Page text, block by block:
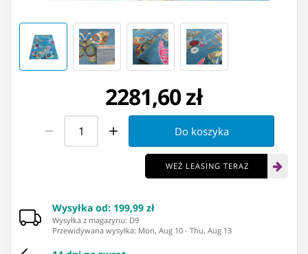
2281,60 zł
Do koszyka
WEŹ LEASING TERAZ
Wysyłka od: 199,99 zł
Wysyłka z magazynu: ⁨D9⁩
Przewidywana wysyłka: Mon, Aug 10 - Thu, Aug 13